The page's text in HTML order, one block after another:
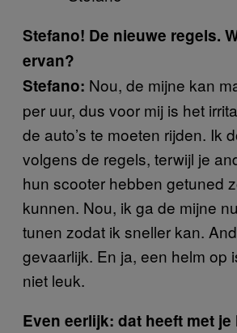
Stefano! De nieuwe regels.
ervan?
Stefano: Nou, de mijne kan
per uur, dus voor mij is het
de auto’s te moeten rijden. Ik
volgens de regels, terwijl je
hun scooter hebben getuned
kunnen. Nou, ik ga de mijne
tunen zodat ik sneller kan.
gevaarlijk. En ja, een helm op
niet leuk.
Even eerlijk: dat heeft met je